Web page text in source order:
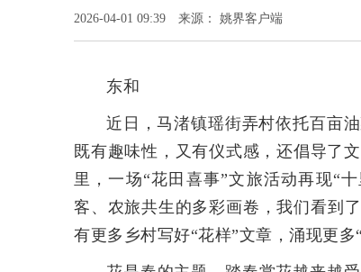
2026-04-01 09:39 来源： 姚界客户端
东和
近日，马渚镇瑶街弄村依托百亩
既有趣味性，又有仪式感，还倡导了
里，一场“花田喜事”文旅活动再现“
客、农旅共生的多彩画卷，我们看到
有更多乡村写好“花样”文章，涌现更多